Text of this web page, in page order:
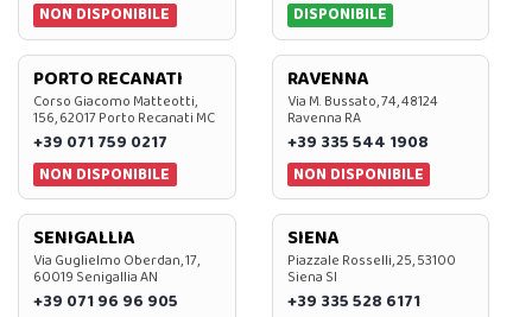
NON DISPONIBILE DISPONIBILE
PORTO RECANATI
Corso Giacomo Matteotti,
156, 62017 Porto Recanati MC
+39 071 759 0217
NON DISPONIBILE
RAVENNA
Via M. Bussato, 74, 48124
Ravenna RA
+39 335 544 1908
NON DISPONIBILE
SENIGALLIA
Via Guglielmo Oberdan, 17,
60019 Senigallia AN
+39 071 96 96 905
SIENA
Piazzale Rosselli, 25, 53100
Siena SI
+39 335 528 6171